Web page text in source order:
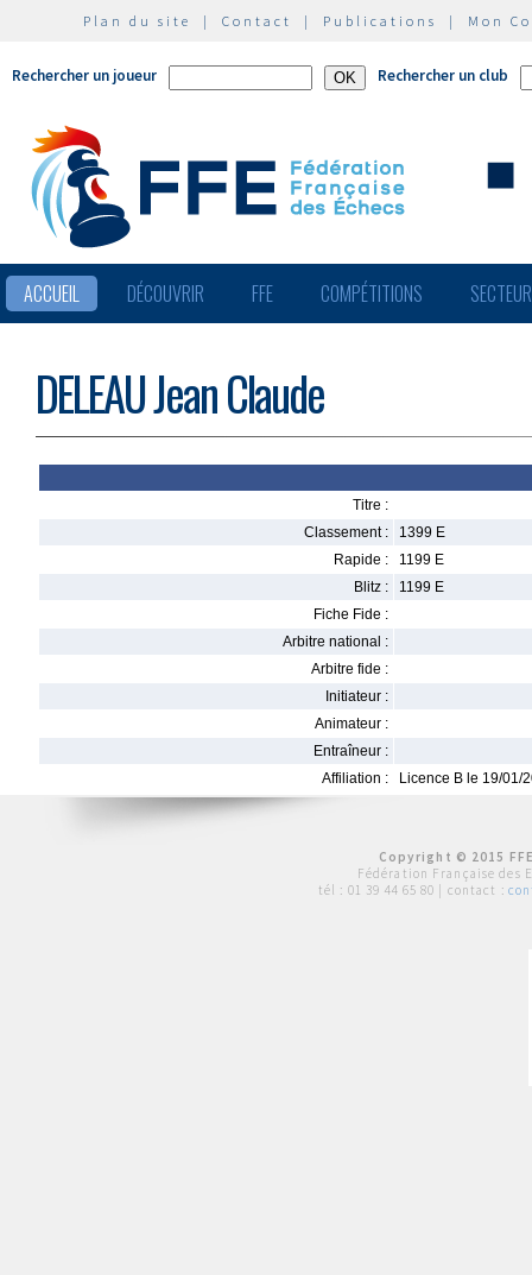
Plan du site | Contact | Publications | Mon
Rechercher un joueur Rechercher un club
ACCUEIL DÉCOUVRIR FFE COMPÉTITIONS
DELEAU Jean Claude
Titre :
Classement :
1399 E
Rapide :
1199 E
Blitz :
1199 E
Fiche Fide :
Arbitre national :
Arbitre fide :
Initiateur :
Animateur :
Entraîneur :
Affiliation :
Licence B le 19/01/
Copyright © 2015
Fédération Française des
tél : 01 39 44 65 80 | contact :